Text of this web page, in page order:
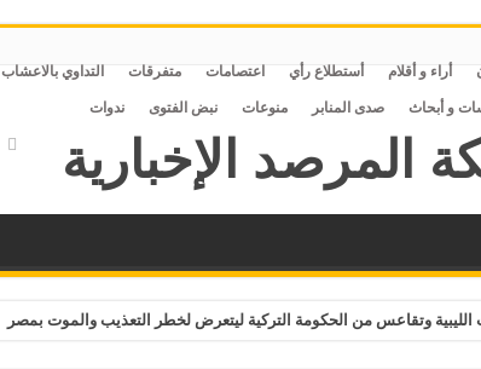
أراء و أقلام أستطلاع رأي اعتصامات متفرقات التداوي بالاعشاب
و أبحاث صدى المنابر منوعات نبض الفتوى ندوات
وتقاعس من الحكومة التركية ليتعرض لخطر التعذيب والموت بمصر